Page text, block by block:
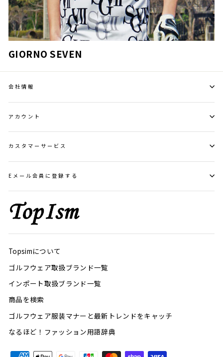
GIORNO SEVEN
会社情報
アカウント
カスタマーサービス
Eメール会員に登録する
Topsimについて
ゴルフウェア取扱ブランド一覧
インポート取扱ブランド一覧
商品を検索
ゴルフウェア服装マナーと最新トレンドをキャッチ
なるほど！ファッション用語辞典